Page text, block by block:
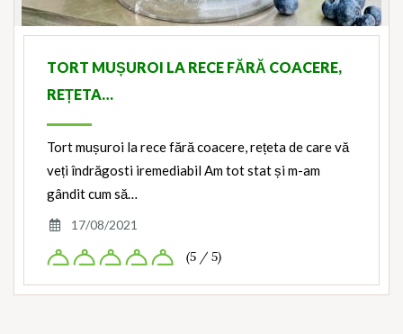
TORT MUȘUROI LA RECE FĂRĂ COACERE,
REȚETA…
Tort mușuroi la rece fără coacere, rețeta de care vă
veți îndrăgosti iremediabil Am tot stat și m-am
gândit cum să…
17/08/2021
(5 / 5)